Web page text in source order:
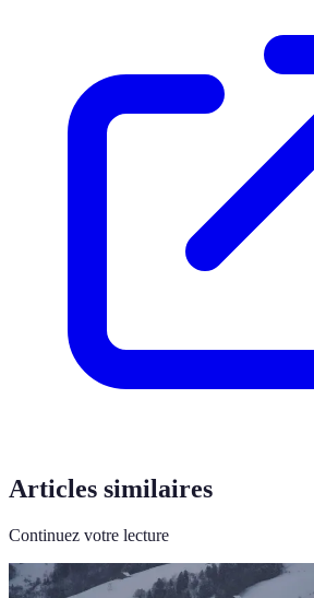
Articles similaires
Continuez votre lecture